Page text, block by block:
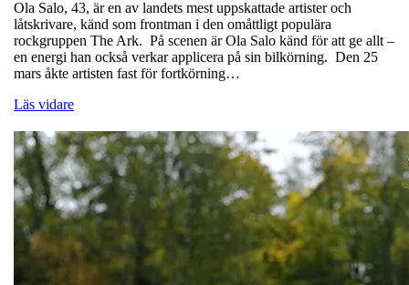
Ola Salo, 43, är en av landets mest uppskattade artister och
låtskrivare, känd som frontman i den omåttligt populära
rockgruppen The Ark. På scenen är Ola Salo känd för att ge allt –
en energi han också verkar applicera på sin bilkörning. Den 25
mars åkte artisten fast för fortkörning…
Läs vidare